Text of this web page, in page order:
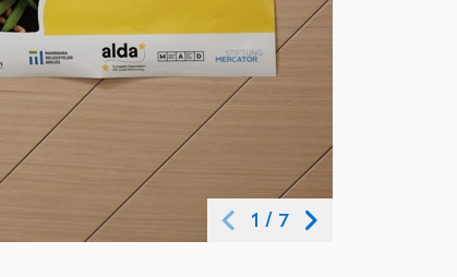
1 / 7